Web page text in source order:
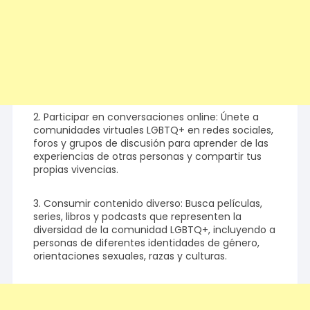
2. Participar en conversaciones online: Únete a
comunidades virtuales LGBTQ+ en redes sociales,
foros y grupos de discusión para aprender de las
experiencias de otras personas y compartir tus
propias vivencias.
3. Consumir contenido diverso: Busca películas,
series, libros y podcasts que representen la
diversidad de la comunidad LGBTQ+, incluyendo a
personas de diferentes identidades de género,
orientaciones sexuales, razas y culturas.